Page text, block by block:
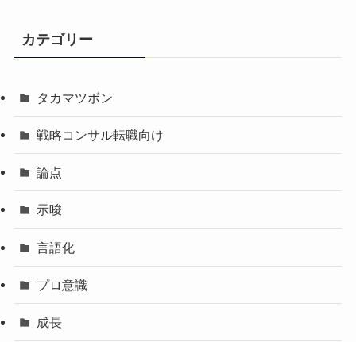
カテゴリー
タカマツボン
戦略コンサル転職向け
論点
示唆
言語化
プロ意識
成長